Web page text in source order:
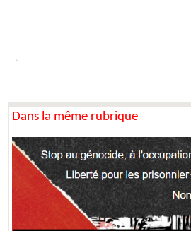
Dans la même rubrique